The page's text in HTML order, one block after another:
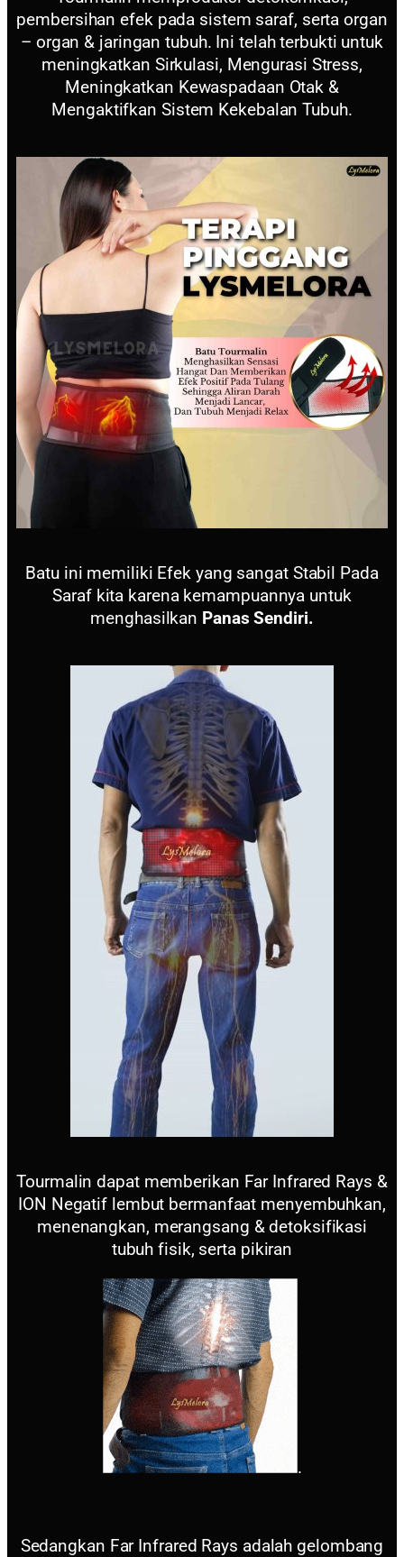
pembersihan efek pada sistem saraf, serta organ
– organ & jaringan tubuh. Ini telah terbukti untuk
meningkatkan Sirkulasi, Mengurasi Stress,
Meningkatkan Kewaspadaan Otak &
Mengaktifkan Sistem Kekebalan Tubuh.
Batu ini memiliki Efek yang sangat Stabil Pada
Saraf kita karena kemampuannya untuk
menghasilkan Panas Sendiri.
Tourmalin dapat memberikan Far Infrared Rays &
ION Negatif lembut bermanfaat menyembuhkan,
menenangkan, merangsang & detoksifikasi
tubuh fisik, serta pikiran
.
Sedangkan Far Infrared Rays adalah gelombang